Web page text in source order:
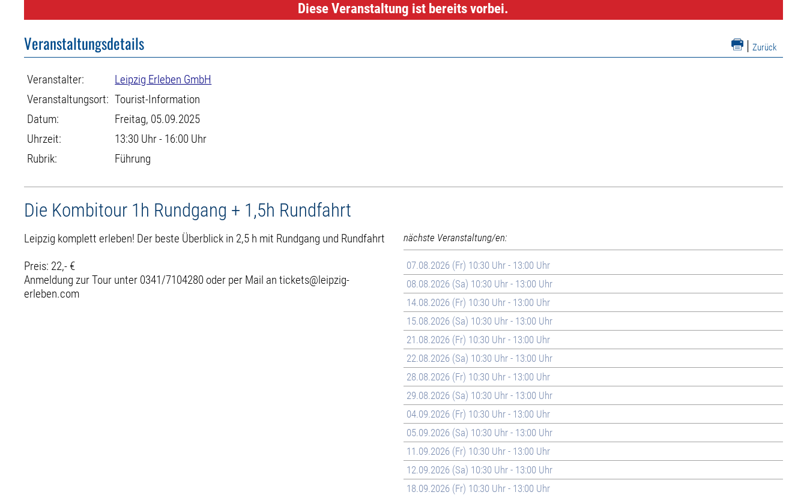
Diese Veranstaltung ist bereits vorbei.
| Zurück
Veranstaltungsdetails
Veranstalter:
Leipzig Erleben GmbH
Veranstaltungsort: Tourist-Information
Datum:
Freitag, 05.09.2025
Uhrzeit:
13:30 Uhr - 16:00 Uhr
Rubrik:
Führung
Die Kombitour 1h Rundgang + 1,5h Rundfahrt
Leipzig komplett erleben! Der beste Überblick in 2,5 h mit Rundgang und Rundfahrt
Preis: 22,- €
Anmeldung zur Tour unter 0341/7104280 oder per Mail an tickets@leipzig-
erleben.com
nächste Veranstaltung/en:
07.08.2026 (Fr) 10:30 Uhr - 13:00 Uhr
08.08.2026 (Sa) 10:30 Uhr - 13:00 Uhr
14.08.2026 (Fr) 10:30 Uhr - 13:00 Uhr
15.08.2026 (Sa) 10:30 Uhr - 13:00 Uhr
21.08.2026 (Fr) 10:30 Uhr - 13:00 Uhr
22.08.2026 (Sa) 10:30 Uhr - 13:00 Uhr
28.08.2026 (Fr) 10:30 Uhr - 13:00 Uhr
29.08.2026 (Sa) 10:30 Uhr - 13:00 Uhr
04.09.2026 (Fr) 10:30 Uhr - 13:00 Uhr
05.09.2026 (Sa) 10:30 Uhr - 13:00 Uhr
11.09.2026 (Fr) 10:30 Uhr - 13:00 Uhr
12.09.2026 (Sa) 10:30 Uhr - 13:00 Uhr
18.09.2026 (Fr) 10:30 Uhr - 13:00 Uhr